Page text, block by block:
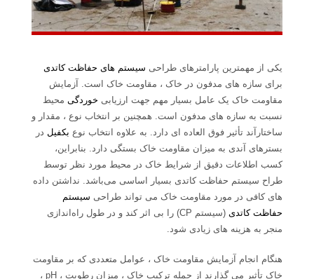
یکی از مهمترین پارامترهای طراحی سیستم های حفاظت کاتدی
برای سازه های مدفون در خاک ، مقاومت خاک است. آزمایش
مقاومت خاک یک عامل بسیار مهم جهت ارزیابی خوردگی محیط
نسبت به سازه های مدفون است. همچنین بر انتخاب نوع ، مقدار و
ساختارآند تأثیر فوق العاده ای دارد. به علاوه انتخاب نوع بکفیل در
بسترهای آندی به میزان مقاومت خاک بستگی دارد. بنابراین،
کسب اطلاعات دقیق از شرایط خاک در محیط مورد نظر توسط
طراح سیستم حفاظت کاتدی بسیار اساسی می‌باشد. نداشتن داده
های کافی در مورد مقاومت خاک می تواند طراحی سیستم
حفاظت کاتدی
(سیستم CP) را بی اثر کند و در طول راه‌اندازی
منجر به هزینه های زیادی شود.
هنگام انجام آزمایش مقاومت خاک ، عوامل متعددی که بر مقاومت
خاک تأثیر می گذارند از جمله ترکیب خاک ، میزان رطوبت ، pH ،